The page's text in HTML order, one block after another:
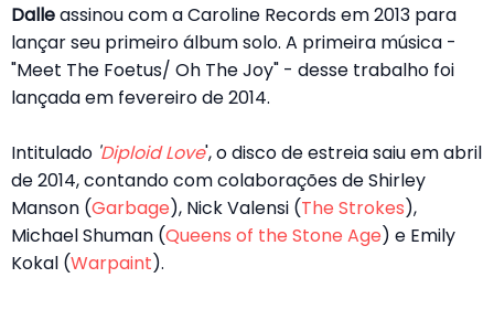
Dalleassinou com a Caroline Records em 2013 para
lançar seu primeiro álbum solo. A primeira música -
"Meet The Foetus/ Oh The Joy" - desse trabalho foi
lançada em fevereiro de 2014.
Intitulado Diploid Love', o disco de estreia saiu em abril
de 2014, contando com colaborações de Shirley
Manson (Garbage), Nick Valensi (The Strokes),
Michael Shuman (Queens of the Stone Age) e Emily
Kokal (Warpaint).